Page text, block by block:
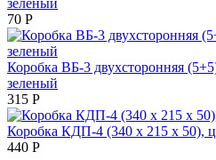
70 Р
Коробка ВБ-3 двухсторонняя
зеленый
315 Р
Коробка КДП-4 (340 х 215 х 50),
440 Р